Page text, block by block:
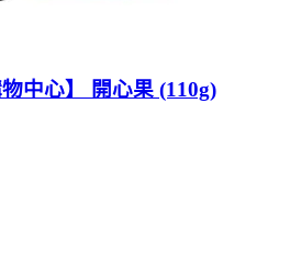
中心】 開心果 (110g)